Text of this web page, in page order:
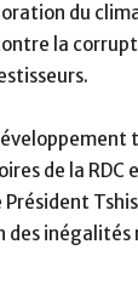
du
la
de la
des inégalités